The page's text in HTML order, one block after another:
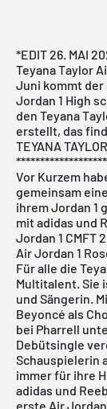
*EDIT 26. MAI
Teyana Taylor
Juni kommt der
Jordan 1 High
den Teyana
erstellt, das
TEYANA
Vor Kurzem
gemeinsam
ihrem Jordan 1
mit adidas und
Jordan 1 CMFT
Air Jordan 1
Für alle die
Multitalent. Sie
und Sängerin.
Beyoncé als
bei Pharrell
Debütsingle
Schauspielerin
immer für ihre
adidas und
erste Air Jordan